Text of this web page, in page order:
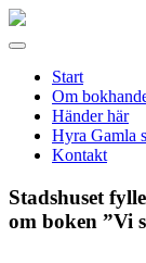
Gamla
Meny
Start
Om
Händer här
Hyra Gamla
Kontakt
Stadshuset
om boken ”Vi